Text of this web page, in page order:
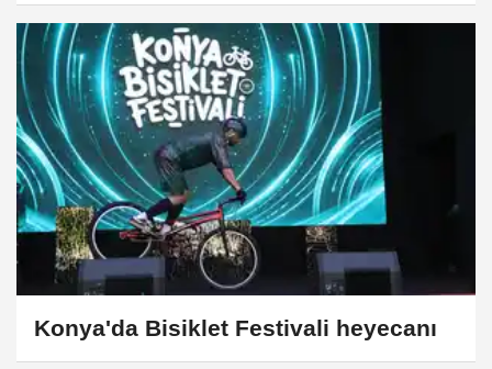
Konya'da Bisiklet Festivali heyecanı